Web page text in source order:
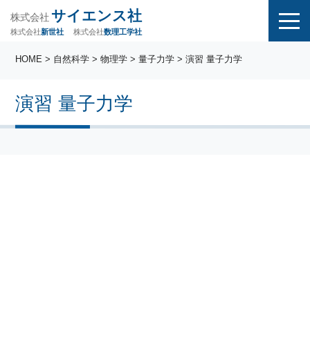
株式会社 サイエンス社
株式会社新世社 株式会社数理工学社
演習 量子力学
HOME > 自然科学 >物理学 >量子力学 > 演習 量子力学